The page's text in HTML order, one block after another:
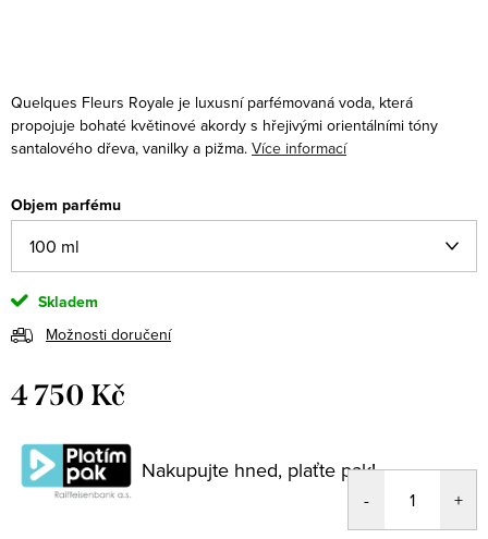
Quelques Fleurs Royale je luxusní parfémovaná voda, která
propojuje bohaté květinové akordy s hřejivými orientálními tóny
santalového dřeva, vanilky a pižma. Více informací
Objem parfému
Skladem
Možnosti doručení
4 750 Kč
cena:
Nakupujte hned, plaťte pak!